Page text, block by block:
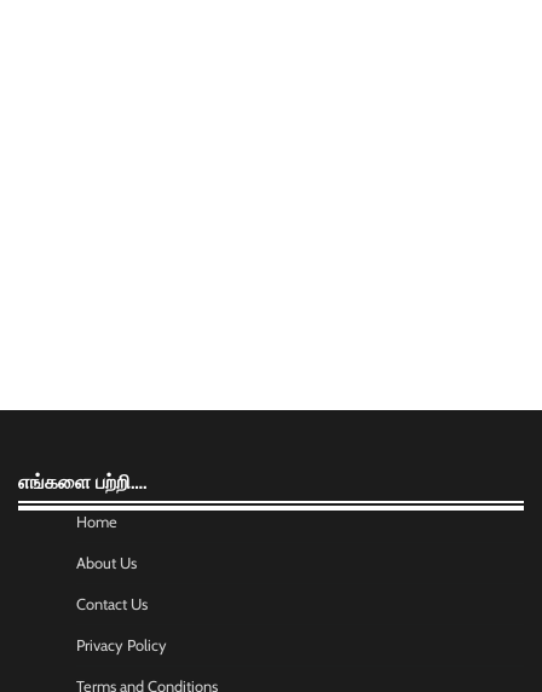
எங்களை பற்றி….
Home
About Us
Contact Us
Privacy Policy
Terms and Conditions